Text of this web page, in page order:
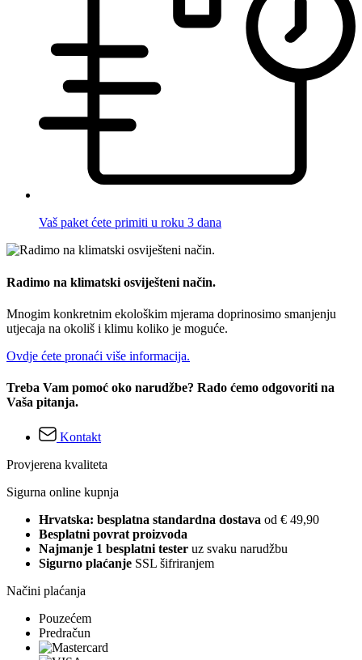
Vaš paket ćete primiti u roku 3 dana
Radimo na klimatski osviješteni način.
Mnogim konkretnim ekološkim mjerama doprinosimo smanjenju
utjecaja na okoliš i klimu koliko je moguće.
Ovdje ćete pronaći više informacija.
Treba Vam pomoć oko narudžbe? Rado ćemo odgovoriti na
Vaša pitanja.
Kontakt
Provjerena kvaliteta
Sigurna online kupnja
Hrvatska: besplatna standardna dostava od € 49,90
Besplatni povrat proizvoda
Najmanje 1 besplatni tester uz svaku narudžbu
Sigurno plaćanje SSL šifriranjem
Načini plaćanja
Pouzećem
Predračun